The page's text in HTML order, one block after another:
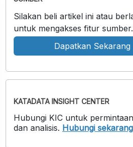
Silakan beli artikel ini atau
untuk mengakses fitur sumber.
Dapatkan Sekarang
KATADATA INSIGHT CENTER
Hubungi KIC untuk
dan analisis. Hubungi